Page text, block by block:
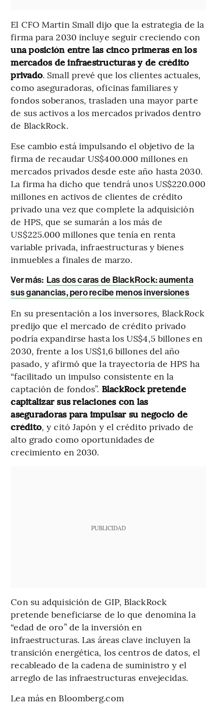
El CFO Martin Small dijo que la estrategia de la
firma para 2030 incluye seguir creciendo con
una posición entre las cinco primeras en los
mercados de infraestructuras y de crédito
privado. Small prevé que los clientes actuales,
como aseguradoras, oficinas familiares y
fondos soberanos, trasladen una mayor parte
de sus activos a los mercados privados dentro
de BlackRock.
Ese cambio está impulsando el objetivo de la
firma de recaudar US$400.000 millones en
mercados privados desde este año hasta 2030.
La firma ha dicho que tendrá unos US$220.000
millones en activos de clientes de crédito
privado una vez que complete la adquisición
de HPS, que se sumarán a los más de
US$225.000 millones que tenía en renta
variable privada, infraestructuras y bienes
inmuebles a finales de marzo.
Ver más: Las dos caras de BlackRock: aumenta
sus ganancias, pero recibe menos inversiones
En su presentación a los inversores, BlackRock
predijo que el mercado de crédito privado
podría expandirse hasta los US$4,5 billones en
2030, frente a los US$1,6 billones del año
pasado, y afirmó que la trayectoria de HPS ha
“facilitado un impulso consistente en la
captación de fondos”. BlackRock pretende
capitalizar sus relaciones con las
aseguradoras para impulsar su negocio de
crédito, y citó Japón y el crédito privado de
alto grado como oportunidades de
crecimiento en 2030.
PUBLICIDAD
Con su adquisición de GIP, BlackRock
pretende beneficiarse de lo que denomina la
“edad de oro” de la inversión en
infraestructuras. Las áreas clave incluyen la
transición energética, los centros de datos, el
recableado de la cadena de suministro y el
arreglo de las infraestructuras envejecidas.
Lea más en Bloomberg.com